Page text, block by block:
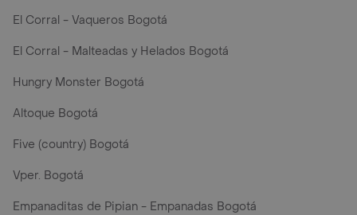
El Corral - Vaqueros Bogotá
El Corral - Malteadas y Helados Bogotá
Hungry Monster Bogotá
Altoque Bogotá
Five (country) Bogotá
Vper. Bogotá
Empanaditas de Pipian - Empanadas Bogotá